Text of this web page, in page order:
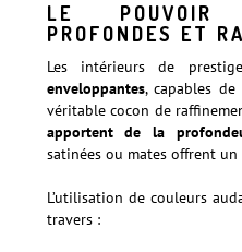
LE POUVOIR
PROFONDES ET
Les intérieurs de
enveloppantes, capables
véritable cocon de
apportent de la
satinées ou mates offrent
L’utilisation de couleurs
travers :